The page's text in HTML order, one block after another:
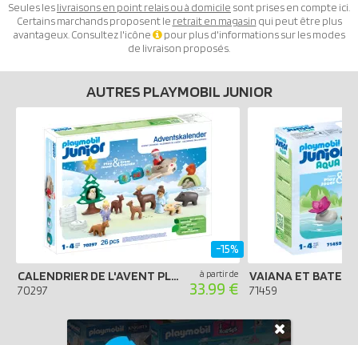
Seules leslivraisons en point relais ou à domicile sont prises en compte ici.
Certains marchands proposent le retrait en magasin qui peut être plus
avantageux. Consultez l'icône
pour plus d'informations sur les modes
de livraison proposés.
AUTRES PLAYMOBIL JUNIOR
CALENDRIER DE L'AVENT PLAYMOBIL 2024 - JUNIOR LES ANIMAUX DE LA FORÊT
70297
à partir de
33.99 €
-15%
VAIANA ET
71459